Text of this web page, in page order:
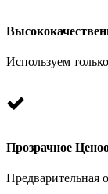
Используем
Прозрачное
Предварительная